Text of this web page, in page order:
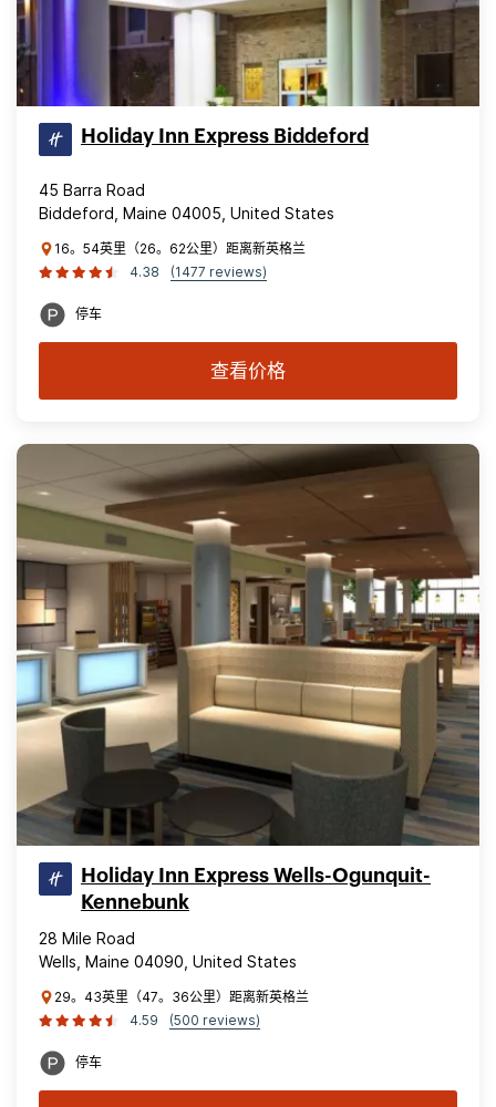
Holiday Inn Express Biddeford
45 Barra Road
Biddeford, Maine 04005, United States
16。54英里（26。62公里）距离新英格兰
4.38
(1477 reviews)
停车
查看价格
Holiday Inn Express Wells-Ogunquit-
Kennebunk
28 Mile Road
Wells, Maine 04090, United States
29。43英里（47。36公里）距离新英格兰
4.59
(500 reviews)
停车